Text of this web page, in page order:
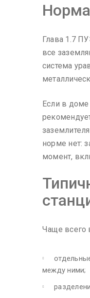
Глава 1.7
все
система
Если в доме
норме нет:
момент,
Чаще всего
между ними;